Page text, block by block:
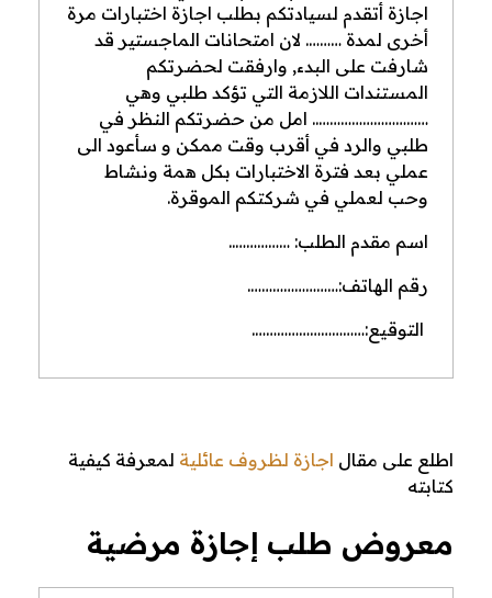
اجازة أتقدم لسيادتكم بطلب اجازة اختبارات مرة
أخرى لمدة ………. لان امتحانات الماجستير قد
شارفت على البدء, وارفقت لحضرتكم
المستندات اللازمة التي تؤكد طلبي وهي
………………………….. امل من حضرتكم النظر في
طلبي والرد في أقرب وقت ممكن و سأعود الى
عملي بعد فترة الاختبارات بكل همة ونشاط
وحب لعملي في شركتكم الموقرة.
اسم مقدم الطلب: ……………..
رقم الهاتف:…………………….
التوقيع:………………………….
اطلع على مقال اجازة لظروف عائلية لمعرفة كيفية
كتابته
معروض طلب إجازة مرضية